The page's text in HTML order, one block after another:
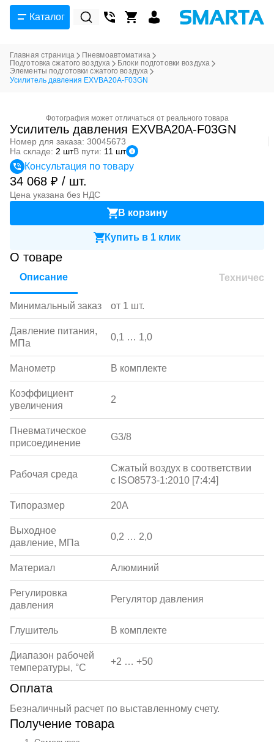
Каталог
Главная страница
Пневмоавтоматика
Подготовка сжатого воздуха
Блоки подготовки воздуха
Элементы подготовки сжатого воздуха
Усилитель давления EXVBA20A-F03GN
Фотография может отличаться от реального товара
Усилитель давления EXVBA20A-F03GN
Номер для заказа: 30045673
На складе: 2 штВ пути: 11 шт
Консультация по товару
34 068 ₽ / шт.
Цена указана без НДС
В корзину
Купить в 1 клик
О товаре
Описание
Минимальный заказ от 1 шт.
Давление питания,
МПа
0,1 … 1,0
Манометр В комплекте
Коэффициент
увеличения
2
Пневматическое
присоединение
G3/8
Рабочая среда
Сжатый воздух в соответствии
с ISO8573-1:2010 [7:4:4]
Типоразмер 20A
Выходное
давление, МПа
0,2 … 2,0
Материал Алюминий
Регулировка
давления
Регулятор давления
Глушитель В комплекте
Диапазон рабочей
температуры, °С
+2 … +50
Оплата
Безналичный расчет по выставленному счету.
Получение товара